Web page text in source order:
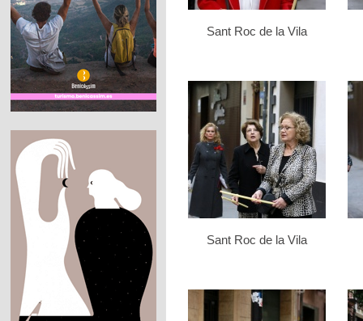
Sant Roc de la Vila
Sant Roc de la Vila